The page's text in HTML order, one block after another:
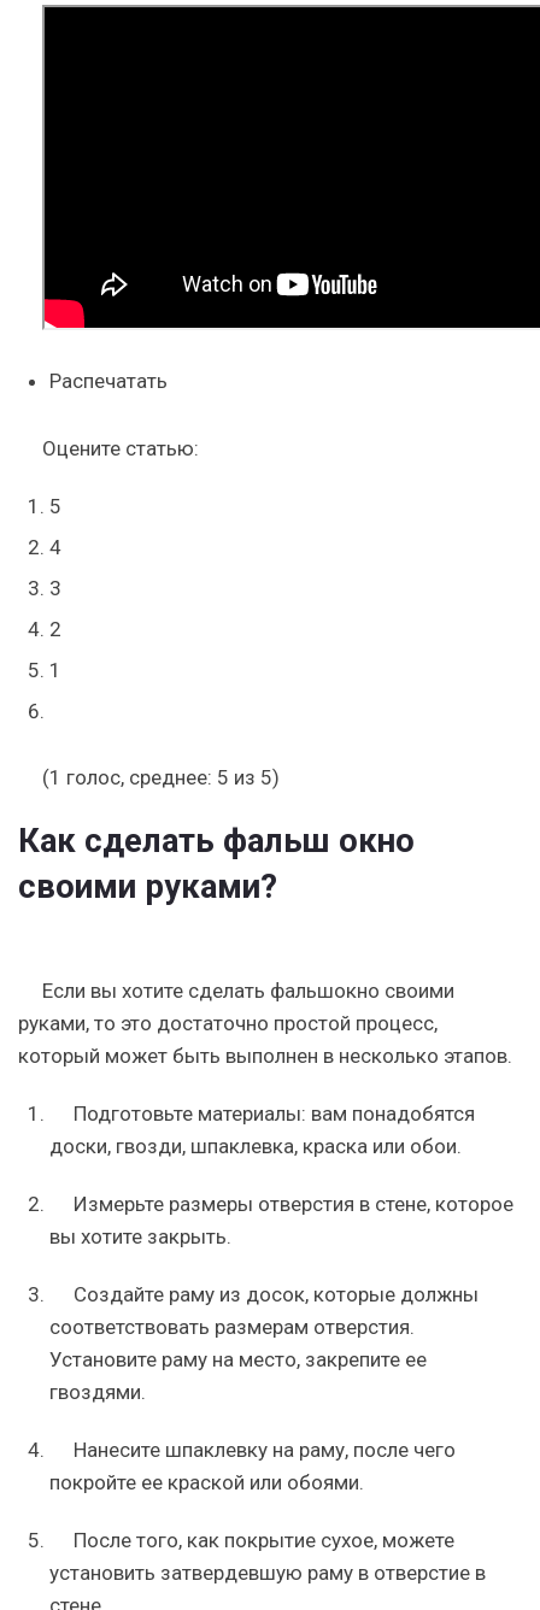
Распечатать
Оцените статью:
5
4
3
2
1
(1 голос, среднее: 5 из 5)
Как сделать фальш окно
своими руками?
Если вы хотите сделать фальшокно своими
руками, то это достаточно простой процесс,
который может быть выполнен в несколько этапов.
Подготовьте материалы: вам понадобятся
доски, гвозди, шпаклевка, краска или обои.
Измерьте размеры отверстия в стене, которое
вы хотите закрыть.
Создайте раму из досок, которые должны
соответствовать размерам отверстия.
Установите раму на место, закрепите ее
гвоздями.
Нанесите шпаклевку на раму, после чего
покройте ее краской или обоями.
После того, как покрытие сухое, можете
установить затвердевшую раму в отверстие в